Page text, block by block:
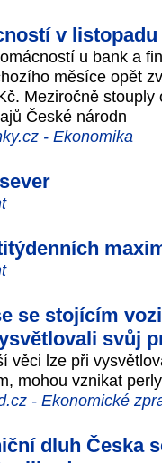
v
u bank a
měsíce opět
Meziročně
České národn
- Ekonomika
se stojícím
svůj
věci lze při
mohou vznikat
- Ekonomické
dluh Česka